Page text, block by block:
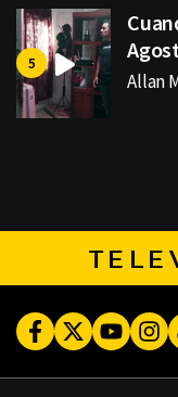
Allan
FacebookTwitter